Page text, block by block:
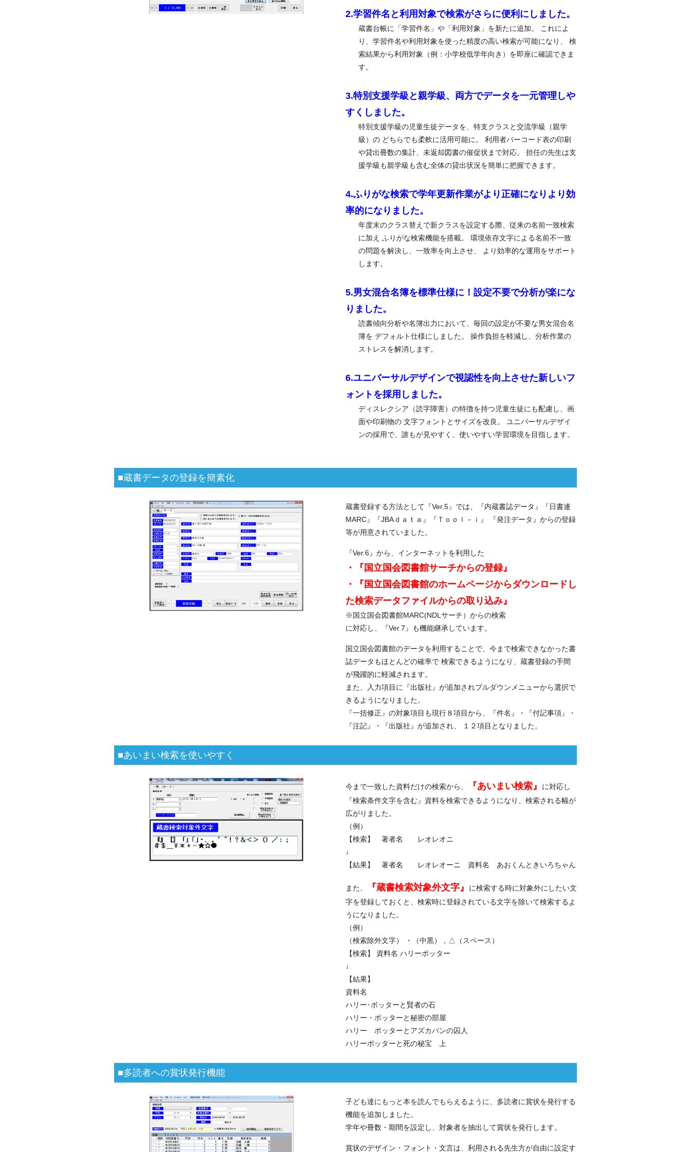
2.学習件名と利用対象で検索がさらに便利にしました。
蔵書台帳に「学習件名」や「利用対象」を新たに追加。 これによ
り、学習件名や利用対象を使った精度の高い検索が可能になり、 検
索結果から利用対象（例：小学校低学年向き）を即座に確認できま
す。
3.特別支援学級と親学級、両方でデータを一元管理しや
すくしました。
特別支援学級の児童生徒データを、特支クラスと交流学級（親学
級）の どちらでも柔軟に活用可能に。 利用者バーコード表の印刷
や貸出冊数の集計、未返却図書の催促状まで対応。 担任の先生は支
援学級も親学級も含む全体の貸出状況を簡単に把握できます。
4.ふりがな検索で学年更新作業がより正確になりより効
率的になりました。
年度末のクラス替えで新クラスを設定する際、従来の名前一致検索
に加え ふりがな検索機能を搭載。 環境依存文字による名前不一致
の問題を解決し、一致率を向上させ、 より効率的な運用をサポート
します。
5.男女混合名簿を標準仕様に！設定不要で分析が楽にな
りました。
読書傾向分析や名簿出力において、毎回の設定が不要な男女混合名
簿を デフォルト仕様にしました。 操作負担を軽減し、分析作業の
ストレスを解消します。
6.ユニバーサルデザインで視認性を向上させた新しいフ
ォントを採用しました。
ディスレクシア（読字障害）の特徴を持つ児童生徒にも配慮し、画
面や印刷物の 文字フォントとサイズを改良。 ユニバーサルデザイ
ンの採用で、誰もが見やすく、使いやすい学習環境を目指します。
■蔵書データの登録を簡素化
蔵書登録する方法として『Ver.5』では、『内蔵書誌データ』『日書連
MARC』『JBAｄａｔａ』『Ｔｏｏｌ－ｉ』 『発注データ』からの登録
等が用意されていました。
『Ver.6』から、インターネットを利用した
・『国立国会図書館サーチからの登録』
・『国立国会図書館のホームページからダウンロードし
た検索データファイルからの取り込み』
※国立国会図書館MARC(NDLサーチ）からの検索
に対応し、『Ver.7』も機能継承しています。
国立国会図書館のデータを利用することで、今まで検索できなかった書
誌データもほとんどの確率で 検索できるようになり、蔵書登録の手間
が飛躍的に軽減されます。
また、入力項目に『出版社』が追加されプルダウンメニューから選択で
きるようになりました。
『一括修正』の対象項目も現行８項目から、『件名』・『付記事項』・
『注記』・『出版社』が追加され、 １２項目となりました。
■あいまい検索を使いやすく
今まで一致した資料だけの検索から、 『あいまい検索』
に対応し
『検索条件文字を含む』資料を検索できるようになり、検索される幅が
広がりました。
（例）
【検索】 著者名 レオレオニ
↓
【結果】 著者名 レオレオーニ 資料名 あおくんときいろちゃん
また、 『蔵書検索対象外文字』
に検索する時に対象外にしたい文
字を登録しておくと、検索時に登録されている文字を除いて検索するよ
うになりました。
（例）
（検索除外文字） ・（中黒），△（スペース）
【検索】 資料名 ハリーポッター
↓
【結果】
資料名
ハリー･ポッターと賢者の石
ハリー・ポッターと秘密の部屋
ハリー ポッターとアズカバンの囚人
ハリーポッターと死の秘宝 上
■多読者への賞状発行機能
子ども達にもっと本を読んでもらえるように、多読者に賞状を発行する
機能を追加しました。
学年や冊数・期間を設定し、対象者を抽出して賞状を発行します。
賞状のデザイン・フォント・文言は、利用される先生方が自由に設定す